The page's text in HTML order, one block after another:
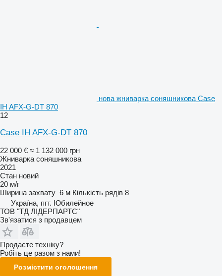
нова жниварка соняшникова Case
IH AFX-G-DT 870
12
Case IH AFX-G-DT 870
22 000 € ≈ 1 132 000 грн
Жниварка соняшникова
2021
Стан новий
20 м/г
Ширина захвату 6 м Кількість рядів 8
Україна, пгт. Юбилейное
ТОВ "ТД ЛІДЕРПАРТС"
Зв'язатися з продавцем
Продаєте техніку?
Робіть це разом з нами!
Розмістити оголошення